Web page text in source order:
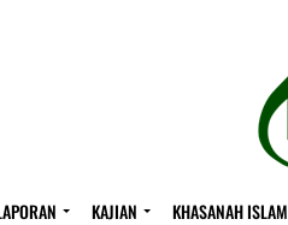
KAJIAN KHASANAH ISLAM